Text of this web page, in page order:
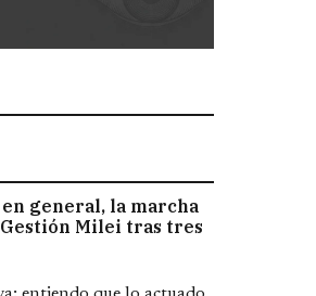
en general, la marcha
Milei tras tres